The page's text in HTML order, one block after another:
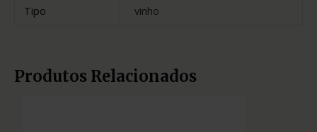
Tipo
vinho
Produtos Relacionados